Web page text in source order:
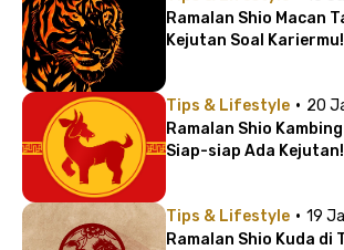
Ramalan Shio Macan
Kejutan Soal Kariermu!
Tips & Lifestyle · 20
Ramalan Shio
Siap-siap Ada Kejutan!
Tips & Lifestyle · 19
Ramalan Shio Kuda di